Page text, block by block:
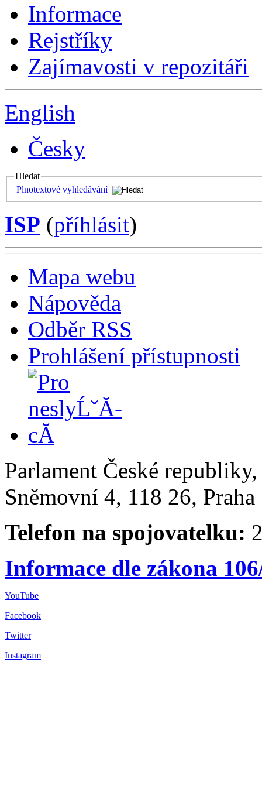
Informace
Rejstříky
Zajímavosti v repozitáři
English
Česky
Hledat
Plnotextové vyhledávání
ISP (příhlásit)
Mapa webu
Nápověda
Odběr RSS
Prohlášení přístupnosti
Parlament České
Sněmovní 4, 118 26,
Telefon na spojovatelku:
Informace dle zákona
YouTube
Facebook
Twitter
Instagram